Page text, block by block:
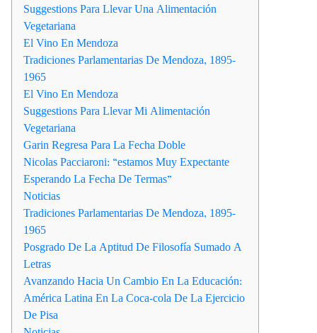
Suggestions Para Llevar Una Alimentación
Vegetariana
El Vino En Mendoza
Tradiciones Parlamentarias De Mendoza, 1895-
1965
El Vino En Mendoza
Suggestions Para Llevar Mi Alimentación
Vegetariana
Garin Regresa Para La Fecha Doble
Nicolas Pacciaroni: “estamos Muy Expectante
Esperando La Fecha De Termas”
Noticias
Tradiciones Parlamentarias De Mendoza, 1895-
1965
Posgrado De La Aptitud De Filosofía Sumado A
Letras
Avanzando Hacia Un Cambio En La Educación:
América Latina En La Coca-cola De La Ejercicio
De Pisa